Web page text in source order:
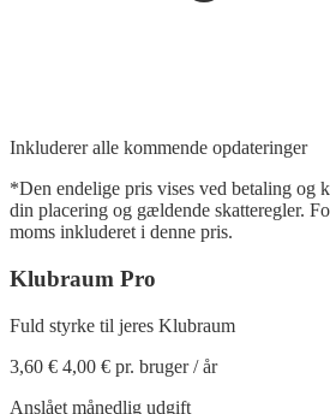
Inkluderer alle kommende opdateringer
*Den endelige pris vises ved betaling og
din placering og gældende skatteregler.
moms inkluderet i denne pris.
Klubraum Pro
Fuld styrke til jeres Klubraum
3,60 € 4,00 € pr. bruger / år
Anslået månedlig udgift